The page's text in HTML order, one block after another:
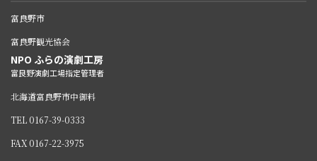
富良野市
富良野観光協会
NPO ふらの演劇工房
富良野演劇工場指定管理者
北海道富良野市中御料
TEL 0167-39-0333
FAX 0167-22-3975